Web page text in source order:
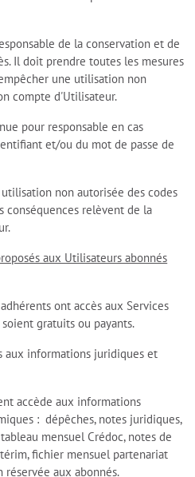
de la conservation et de
Il doit prendre toutes les mesures
une utilisation non
compte d'Utilisateur.
pour responsable en cas
et/ou du mot de passe de
non autorisée des codes
conséquences relèvent de la
aux Utilisateurs abonnés
ont accès aux Services
gratuits ou payants.
aux informations juridiques et
accède aux informations
: dépêches, notes juridiques,
mensuel Crédoc, notes de
fichier mensuel partenariat
aux abonnés.